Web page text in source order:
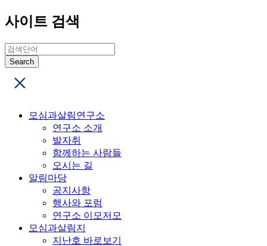
사이트 검색
모심과살림연구소
연구소 소개
발자취
함께하는 사람들
오시는 길
알림마당
공지사항
행사와 포럼
연구소 이모저모
모심과살림지
지난호 바로보기